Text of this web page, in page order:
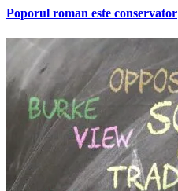
Poporul roman este conservator